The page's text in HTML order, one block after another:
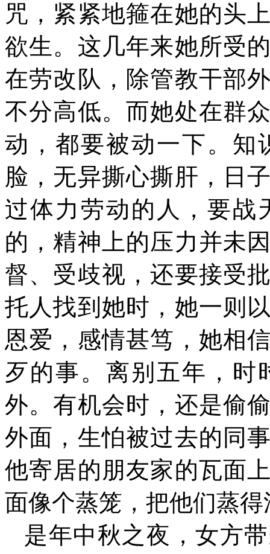
咒，紧紧地箍在她的头
欲生。这几年来她所受
在劳改队，除管教干部
不分高低。而她处在群
动，都要被动一下。知
脸，无异撕心撕肝，日
过体力劳动的人，要战
的，精神上的压力并未
督、受歧视，还要接受
托人找到她时，她一则
恩爱，感情甚笃，她相
歹的事。离别五年，时
外。有机会时，还是偷
外面，生怕被过去的同
他寄居的朋友家的瓦面
面像个蒸笼，把他们蒸
是年中秋之夜，女方